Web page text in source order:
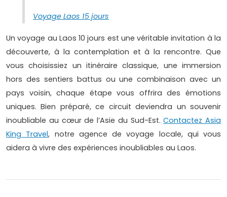
Voyage Laos 15 jours
Un voyage au Laos 10 jours est une véritable invitation à la
découverte, à la contemplation et à la rencontre. Que
vous choisissiez un itinéraire classique, une immersion
hors des sentiers battus ou une combinaison avec un
pays voisin, chaque étape vous offrira des émotions
uniques. Bien préparé, ce circuit deviendra un souvenir
inoubliable au cœur de l’Asie du Sud-Est.Contactez Asia
King Travel, notre agence de voyage locale, qui vous
aidera à vivre des expériences inoubliables au Laos.